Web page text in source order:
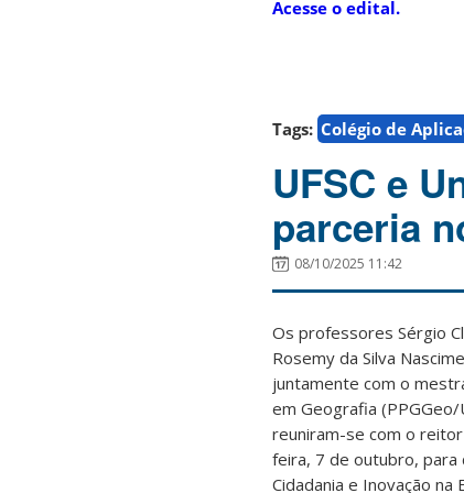
Acesse o edital.
Tags: Colégio de
UFSC e
parceria
08/10/2025 11:42
Os professores Sérgio
Rosemy da Silva
juntamente com o
em Geografia (PPGGeo/
reuniram-se com o
feira, 7 de outubro, para
Cidadania e Inovação na